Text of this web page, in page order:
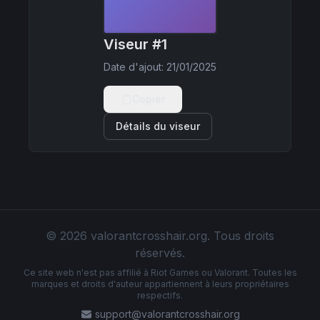
Viseur #1
Date d'ajout: 21/01/2025
Détails du viseur
© 2026 valorantcrosshair.org. Tous droits
réservés.
Ce site web n'est pas affilié à Riot Games ou Valorant. Toutes les
marques et droits d'auteur appartiennent à leurs propriétaires
respectifs.
support@valorantcrosshair.org